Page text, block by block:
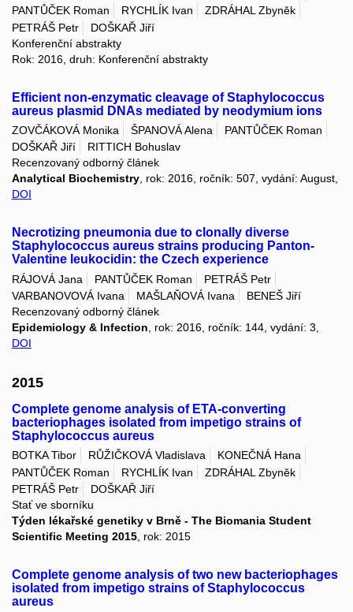
PANTŮČEK Roman
RYCHLÍK Ivan
ZDRÁHAL Zbyněk
PETRÁŠ Petr
DOŠKAŘ Jiří
Konferenční abstrakty
Rok: 2016, druh: Konferenční abstrakty
Efficient non-enzymatic cleavage of Staphylococcus
aureus plasmid DNAs mediated by neodymium ions
ZOVČÁKOVÁ Monika ŠPANOVÁ Alena
PANTŮČEK Roman
DOŠKAŘ Jiří
RITTICH Bohuslav
Recenzovaný odborný článek
Analytical Biochemistry, rok: 2016, ročník: 507, vydání: August,
DOI
Necrotizing pneumonia due to clonally diverse
Staphylococcus aureus strains producing Panton-
Valentine leukocidin: the Czech experience
RÁJOVÁ Jana PANTŮČEK Roman
PETRÁŠ Petr
VARBANOVOVÁ Ivana
MAŠLAŇOVÁ Ivana
BENEŠ Jiří
Recenzovaný odborný článek
Epidemiology & Infection , rok: 2016, ročník: 144, vydání: 3,
DOI
2015
Complete genome analysis of ETA-converting
bacteriophages isolated from impetigo strains of
Staphylococcus aureus
BOTKA Tibor RŮŽIČKOVÁ Vladislava
KONEČNÁ Hana
PANTŮČEK Roman
RYCHLÍK Ivan
ZDRÁHAL Zbyněk
PETRÁŠ Petr
DOŠKAŘ Jiří
Stať ve sborníku
Týden lékařské genetiky v Brně - The Biomania Student
Scientific Meeting 2015 , rok: 2015
Complete genome analysis of two new bacteriophages
isolated from impetigo strains of Staphylococcus
aureus